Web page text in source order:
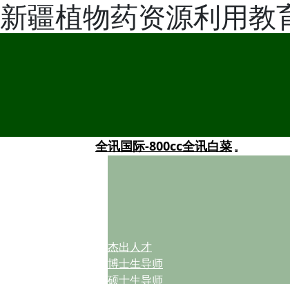
新疆植物药资源利用
全讯国际-800cc全讯白菜
杰出人才
博士生导师
硕士生导师